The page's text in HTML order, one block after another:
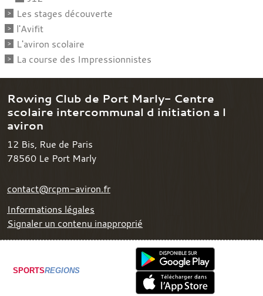
Les stages découverte
l'Avifit
L'aviron scolaire
La course des Impressionnistes
Rowing Club de Port Marly- Centre
scolaire intercommunal d initiation a l
aviron
12 Bis, Rue de Paris
78560 Le Port Marly
contact@rcpm-aviron.fr
Informations légales
Signaler un contenu inapproprié
SPORTSREGIONS